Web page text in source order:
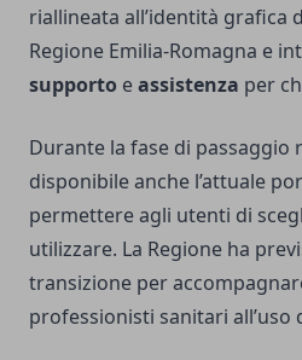
riallineata all’identità grafica
Regione Emilia-Romagna e
supporto eassistenza per
Durante la fase di passaggio
disponibile anche l’attuale
permettere agli utenti di
utilizzare. La Regione ha
transizione per
professionisti sanitari all’uso